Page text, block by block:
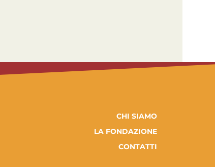
CHI SIAMO
LA FONDAZIONE
CONTATTI